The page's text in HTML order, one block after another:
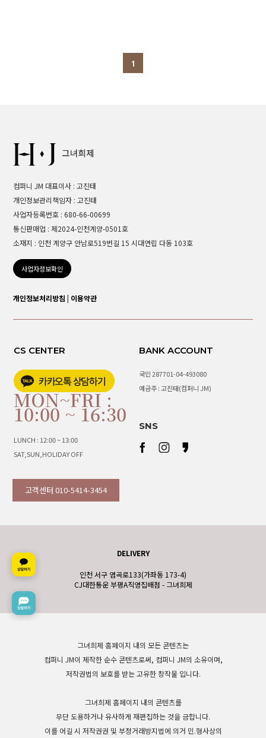
1
컴퍼니 JM 대표이사 : 고진태
개인정보관리책임자 : 고진태
사업자등록번호 : 680-66-00699
통신판매업 : 제2024-인천계양-0501호
소재지 : 인천 계양구 안남로519번길 15 시대연립 다동 103호
사업자정보확인
개인정보처리방침 이용약관
CS CENTER
MON~FRI :
10:00 ~ 16:30
LUNCH : 12:00 ~ 13:00
SAT,SUN,HOLIDAY OFF
고객센터 010-5414-3454
BANK ACCOUNT
국민 287701-04-493080
예금주 : 고진태(컴퍼니 JM)
SNS
DELIVERY
인천 서구 염곡로133(가좌동 173-4)
CJ대한통운 부평A직영집배점 - 그녀희제
그녀희제 홈페이지 내의 모든 콘텐츠는
컴퍼니 JM이 제작한 순수 콘텐츠로써, 컴퍼니 JM의 소유이며,
저작권법의 보호를 받는 고유한 창작물 입니다.
그녀희제 홈페이지 내의 콘텐츠를
무단 도용하거나 유사하게 재편집하는 것을 금합니다.
이를 어길 시 저작권권 및 부정거래방지법에 의거 민.형사상의